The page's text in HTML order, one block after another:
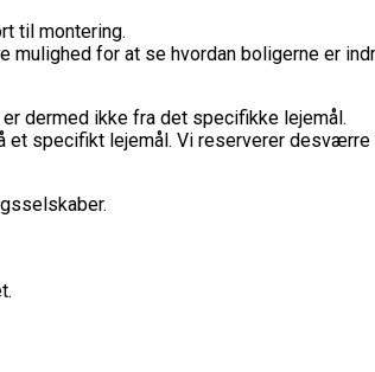
til montering.
for at se hvordan boligerne er
dermed ikke fra det specifikke lejemål.
et specifikt lejemål. Vi reserverer desværre